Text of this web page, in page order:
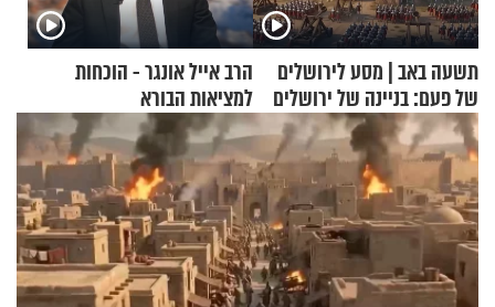
תשעה באב | מסע לירושלים
של פעם: בניינה של ירושלים
הרב אייל אונגר - הוכחות
למציאות הבורא